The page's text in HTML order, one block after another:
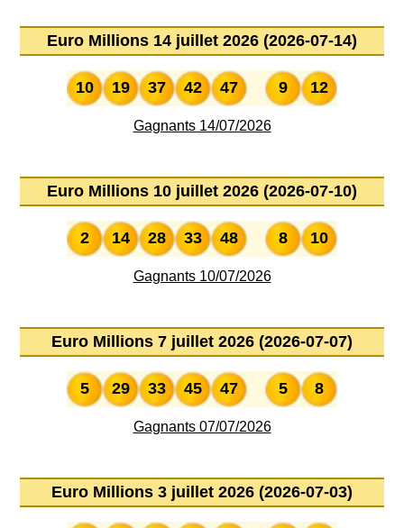
Euro Millions 14 juillet 2026 (2026-07-14)
10 19 37 42 47 9 12
Gagnants 14/07/2026
Euro Millions 10 juillet 2026 (2026-07-10)
2 14 28 33 48 8 10
Gagnants 10/07/2026
Euro Millions 7 juillet 2026 (2026-07-07)
5 29 33 45 47 5 8
Gagnants 07/07/2026
Euro Millions 3 juillet 2026 (2026-07-03)